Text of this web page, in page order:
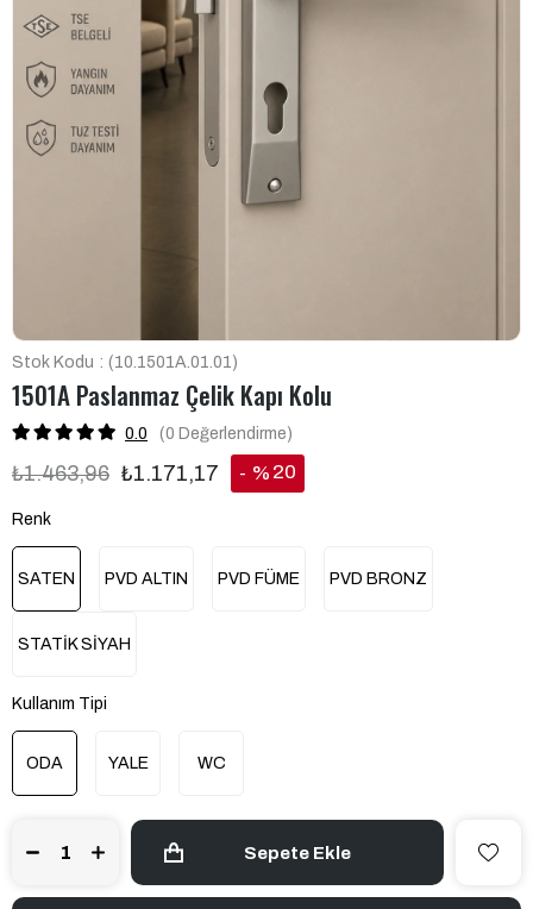
Stok Kodu (10.1501A.01.01)
1501A Paslanmaz Çelik Kapı Kolu
0.0 (0 Değerlendirme)
₺1.463,96 ₺1.171,17 % 20
Renk
SATEN PVD ALTIN PVD FÜME PVD BRONZ
STATİK SİYAH
Kullanım Tipi
ODA YALE WC